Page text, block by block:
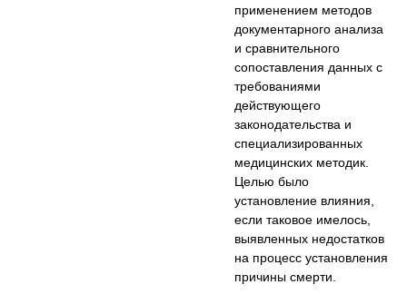
применением методов
документарного анализа
и сравнительного
сопоставления данных с
требованиями
действующего
законодательства и
специализированных
медицинских методик.
Целью было
установление влияния,
если таковое имелось,
выявленных недостатков
на процесс установления
причины смерти.